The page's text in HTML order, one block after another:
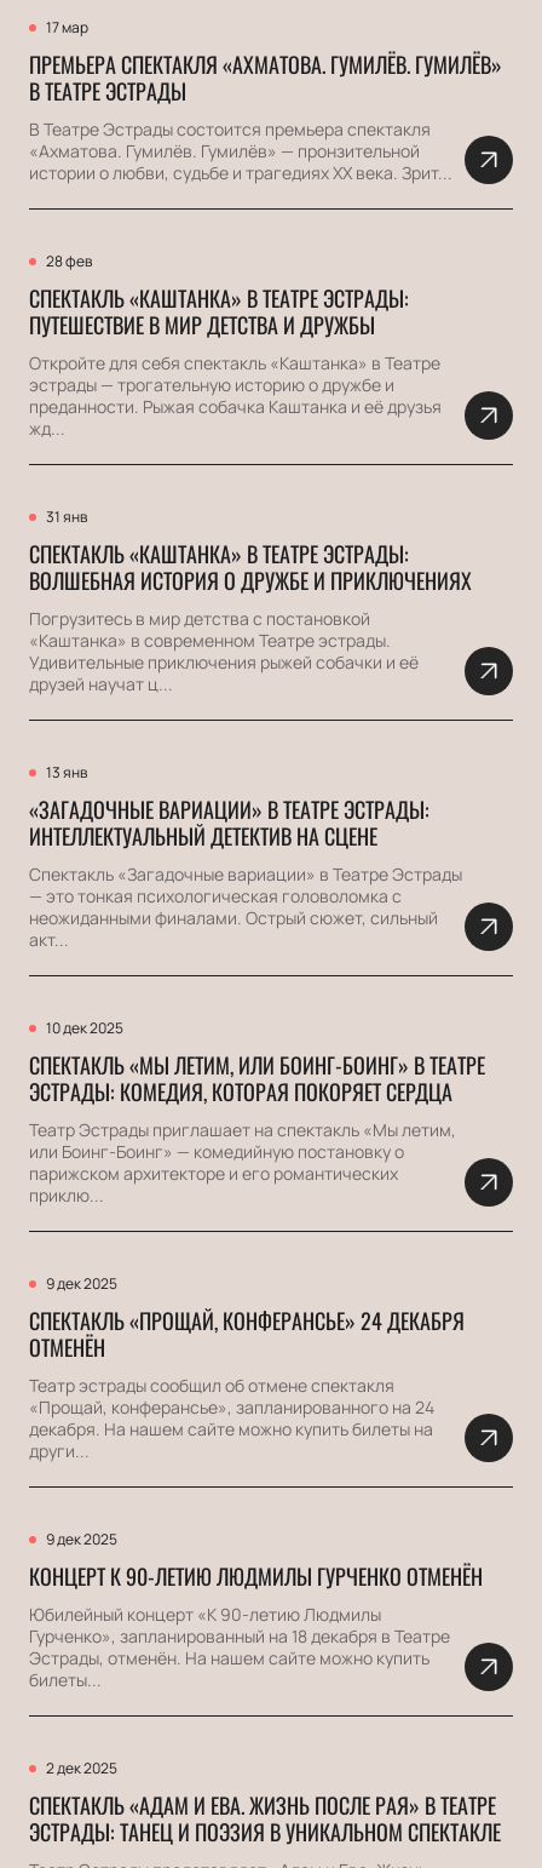
17 мар
ПРЕМЬЕРА СПЕКТАКЛЯ «АХМАТОВА. ГУМИЛЁВ. ГУМИЛЁВ»
В ТЕАТРЕ ЭСТРАДЫ
В Театре Эстрады состоится премьера спектакля
«Ахматова. Гумилёв. Гумилёв» — пронзительной
истории о любви, судьбе и трагедиях ХХ века. Зрит...
28 фев
СПЕКТАКЛЬ «КАШТАНКА» В ТЕАТРЕ ЭСТРАДЫ:
ПУТЕШЕСТВИЕ В МИР ДЕТСТВА И ДРУЖБЫ
Откройте для себя спектакль «Каштанка» в Театре
эстрады — трогательную историю о дружбе и
преданности. Рыжая собачка Каштанка и её друзья
жд...
31 янв
СПЕКТАКЛЬ «КАШТАНКА» В ТЕАТРЕ ЭСТРАДЫ:
ВОЛШЕБНАЯ ИСТОРИЯ О ДРУЖБЕ И ПРИКЛЮЧЕНИЯХ
Погрузитесь в мир детства с постановкой
«Каштанка» в современном Театре эстрады.
Удивительные приключения рыжей собачки и её
друзей научат ц...
13 янв
«ЗАГАДОЧНЫЕ ВАРИАЦИИ» В ТЕАТРЕ ЭСТРАДЫ:
ИНТЕЛЛЕКТУАЛЬНЫЙ ДЕТЕКТИВ НА СЦЕНЕ
Спектакль «Загадочные вариации» в Театре Эстрады
— это тонкая психологическая головоломка с
неожиданными финалами. Острый сюжет, сильный
акт...
10 дек 2025
СПЕКТАКЛЬ «МЫ ЛЕТИМ, ИЛИ БОИНГ-БОИНГ» В ТЕАТРЕ
ЭСТРАДЫ: КОМЕДИЯ, КОТОРАЯ ПОКОРЯЕТ СЕРДЦА
Театр Эстрады приглашает на спектакль «Мы летим,
или Боинг-Боинг» — комедийную постановку о
парижском архитекторе и его романтических
приклю...
9 дек 2025
СПЕКТАКЛЬ «ПРОЩАЙ, КОНФЕРАНСЬЕ» 24 ДЕКАБРЯ
ОТМЕНЁН
Театр эстрады сообщил об отмене спектакля
«Прощай, конферансье», запланированного на 24
декабря. На нашем сайте можно купить билеты на
други...
9 дек 2025
КОНЦЕРТ К 90-ЛЕТИЮ ЛЮДМИЛЫ ГУРЧЕНКО ОТМЕНЁН
Юбилейный концерт «К 90-летию Людмилы
Гурченко», запланированный на 18 декабря в Театре
Эстрады, отменён. На нашем сайте можно купить
билеты...
2 дек 2025
СПЕКТАКЛЬ «АДАМ И ЕВА. ЖИЗНЬ ПОСЛЕ РАЯ» В ТЕАТРЕ
ЭСТРАДЫ: ТАНЕЦ И ПОЭЗИЯ В УНИКАЛЬНОМ СПЕКТАКЛЕ